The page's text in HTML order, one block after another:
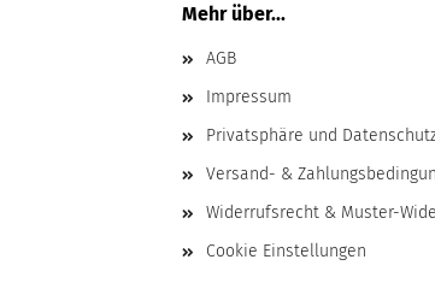
Mehr über...
AGB
Impressum
Privatsphäre und
Versand- &
Widerrufsrecht & Muster-
Cookie Einstellungen